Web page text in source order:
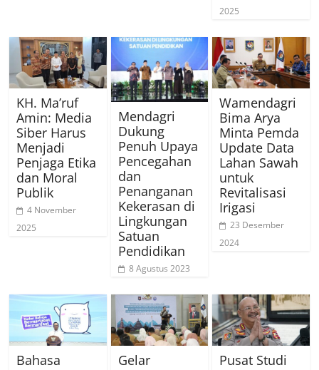
2025
KH. Ma’ruf
Amin: Media
Siber Harus
Menjadi
Penjaga Etika
dan Moral
Publik
4 November
2025
Mendagri
Dukung
Penuh Upaya
Pencegahan
dan
Penanganan
Kekerasan di
Lingkungan
Satuan
Pendidikan
8 Agustus 2023
Wamendagri
Bima Arya
Minta Pemda
Update Data
Lahan Sawah
untuk
Revitalisasi
Irigasi
23 Desember
2024
Bahasa
Gelar
Pusat Studi